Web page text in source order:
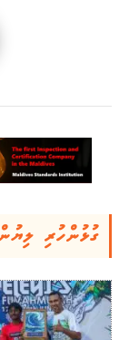
ގުޅުންހުރި